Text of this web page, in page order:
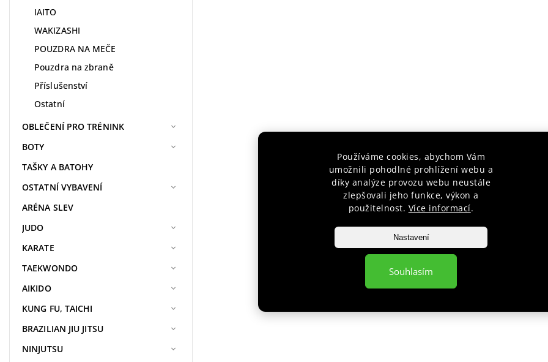
Používáme cookies, abychom Vám
umožnili pohodlné prohlížení webu a
díky analýze provozu webu neustále
zlepšovali jeho funkce, výkon a
použitelnost. Více informací.
Nastavení
Souhlasím
IAITO
WAKIZASHI
POUZDRA NA MEČE
Pouzdra na zbraně
Příslušenství
Ostatní
OBLEČENÍ PRO TRÉNINK
BOTY
TAŠKY A BATOHY
OSTATNÍ VYBAVENÍ
ARÉNA SLEV
JUDO
KARATE
TAEKWONDO
AIKIDO
KUNG FU, TAICHI
BRAZILIAN JIU JITSU
NINJUTSU